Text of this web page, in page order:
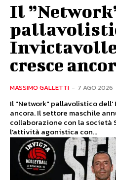
Il
cresce
MASSIMO GALLETTI - 7 AGO 2026
Il "Network" pallavolistico
ancora. Il settore maschile
collaborazione con la società
l'attività agonistica con...